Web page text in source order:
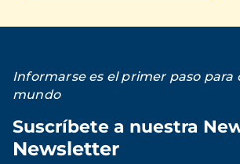
Informarse es el primer paso para
mundo
Suscríbete a nuestra
Newsletter